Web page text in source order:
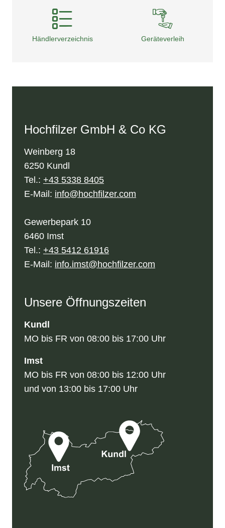
Händlerverzeichnis Geräteverleih
Hochfilzer GmbH & Co KG
Weinberg 18
6250 Kundl
Tel.: +43 5338 8405
E-Mail: info@hochfilzer.com
Gewerbepark 10
6460 Imst
Tel.: +43 5412 61916
E-Mail: info.imst@hochfilzer.com
Unsere Öffnungszeiten
Kundl
MO bis FR von 08:00 bis 17:00 Uhr
Imst
MO bis FR von 08:00 bis 12:00 Uhr
und von 13:00 bis 17:00 Uhr